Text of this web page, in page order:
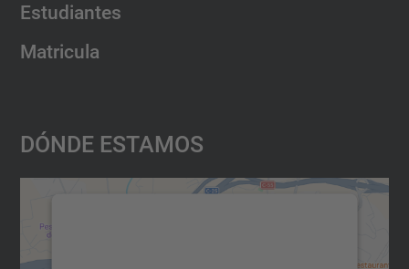
Estudiantes
Matricula
Dónde Estamos